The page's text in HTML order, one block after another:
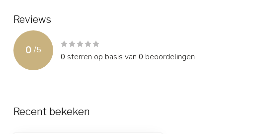
Reviews
0 /5
0 sterren op basis van 0 beoordelingen
Recent bekeken